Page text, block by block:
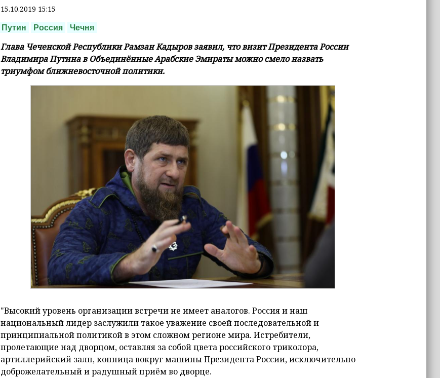
15.10.2019 15:15
Путин Россия Чечня
Глава Чеченской Республики Рамзан Кадыров заявил, что визит Президента России
Владимира Путина в Объединённые Арабские Эмираты можно смело назвать
триумфом ближневосточной политики.
"Высокий уровень организации встречи не имеет аналогов. Россия и наш
национальный лидер заслужили такое уважение своей последовательной и
принципиальной политикой в этом сложном регионе мира. Истребители,
пролетающие над дворцом, оставляя за собой цвета российского триколора,
артиллерийский залп, конница вокруг машины Президента России, исключительно
доброжелательный и радушный приём во дворце.